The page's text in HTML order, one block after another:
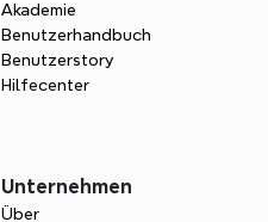
Akademie
Benutzerhandbuch
Benutzerstory
Hilfecenter
Unternehmen
Über